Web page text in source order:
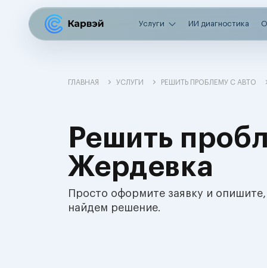
Услуги ИИ диагностика
ГЛАВНАЯ УСЛУГИ РЕШИТЬ ПРОБЛЕМУ С АВТО
Решить
Жердевка
Просто оформите заявку и
найдем решение.